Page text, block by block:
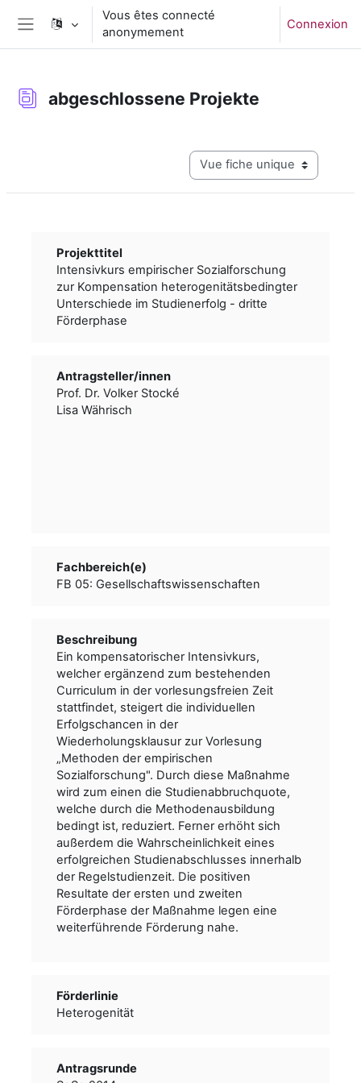
Passer au contenu principal
Panneau latéral
Vous êtes connecté
anonymement
Connexion
abgeschlossene Projekte
Navigation tertiaire du mode
Projekttitel
Intensivkurs empirischer Sozialforschung
zur Kompensation heterogenitätsbedingter
Unterschiede im Studienerfolg - dritte
Förderphase
Antragsteller/­­innen
Prof. Dr. Volker Stocké
Lisa Währisch
Fachbereich(e)
FB 05: Gesellschaftswissenschaften
Beschreibung
Ein kompensatorischer Intensivkurs,
welcher ergänzend zum bestehenden
Curriculum in der vorlesungsfreien Zeit
stattfindet, steigert die individuellen
Erfolgschancen in der
Wiederholungsklausur zur Vorlesung
„Methoden der empirischen
Sozialforschung". Durch diese Maßnahme
wird zum einen die Studienabbruchquote,
welche durch die Methodenausbildung
bedingt ist, reduziert. Ferner erhöht sich
außerdem die Wahrscheinlichkeit eines
erfolgreichen Studienabschlusses innerhalb
der Regelstudienzeit. Die positiven
Resultate der ersten und zweiten
Förderphase der Maßnahme legen eine
weiterführende Förderung nahe.
Förderlinie
Heterogenität
Antragsrunde